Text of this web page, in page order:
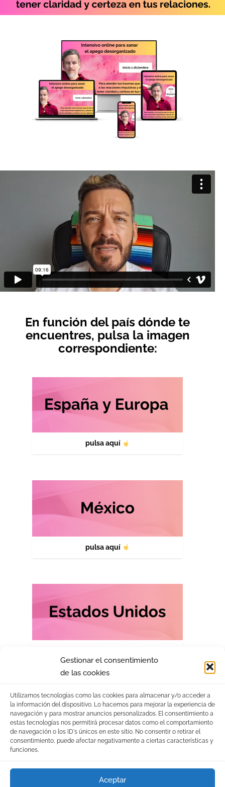
Gestionar el consentimiento
de las cookies
Utilizamos tecnologías como las cookies para almacenar y/o acceder a
la información del dispositivo. Lo hacemos para mejorar la experiencia de
navegación y para mostrar anuncios personalizados. El consentimiento a
estas tecnologías nos permitirá procesar datos como el comportamiento
de navegación o los ID's únicos en este sitio. No consentir o retirar el
consentimiento, puede afectar negativamente a ciertas características y
funciones.
Aceptar
En función del país dónde te
encuentres, pulsa la imagen
correspondiente:
pulsa aquí
pulsa aquí